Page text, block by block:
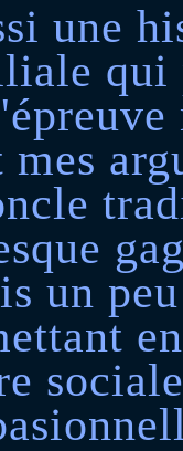
une
qui
un